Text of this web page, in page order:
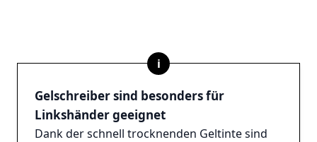
i
Gelschreiber sind besonders für
Linkshänder geeignet
Dank der schnell trocknenden Geltinte sind